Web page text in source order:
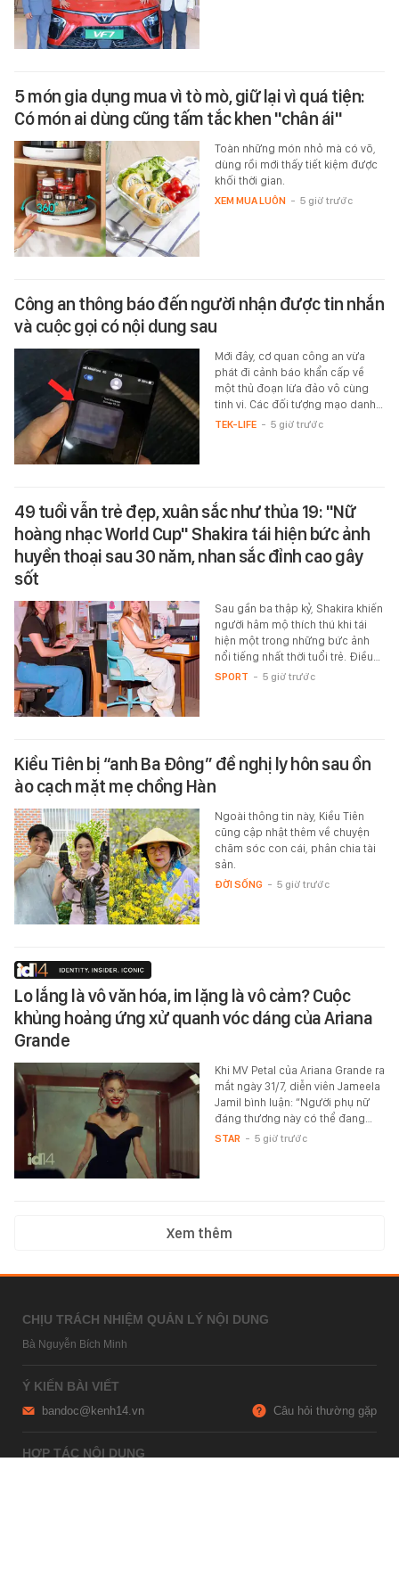
5 món gia dụng mua vì tò mò, giữ lại vì quá tiện:
Có món ai dùng cũng tấm tắc khen "chân ái"
Toàn những món nhỏ mà có võ,
dùng rồi mới thấy tiết kiệm được
khối thời gian.
XEM MUA LUÔN - 5 giờ trước
Công an thông báo đến người nhận được tin nhắn
và cuộc gọi có nội dung sau
Mới đây, cơ quan công an vừa
phát đi cảnh báo khẩn cấp về
một thủ đoạn lừa đảo vô cùng
tinh vi. Các đối tượng mạo danh…
TEK-LIFE - 5 giờ trước
49 tuổi vẫn trẻ đẹp, xuân sắc như thủa 19: "Nữ
hoàng nhạc World Cup" Shakira tái hiện bức ảnh
huyền thoại sau 30 năm, nhan sắc đỉnh cao gây
sốt
Sau gần ba thập kỷ, Shakira khiến
người hâm mộ thích thú khi tái
hiện một trong những bức ảnh
nổi tiếng nhất thời tuổi trẻ. Điều…
SPORT - 5 giờ trước
Kiều Tiên bị “anh Ba Đông” đề nghị ly hôn sau ồn
ào cạch mặt mẹ chồng Hàn
Ngoài thông tin này, Kiều Tiên
cũng cập nhật thêm về chuyện
chăm sóc con cái, phân chia tài
sản.
ĐỜI SỐNG - 5 giờ trước
Lo lắng là vô văn hóa, im lặng là vô cảm? Cuộc
khủng hoảng ứng xử quanh vóc dáng của Ariana
Grande
Khi MV Petal của Ariana Grande ra
mắt ngày 31/7, diễn viên Jameela
Jamil bình luận: “Người phụ nữ
đáng thương này có thể đang…
STAR - 5 giờ trước
Xem thêm
CHỊU TRÁCH NHIỆM QUẢN LÝ NỘI DUNG
Bà Nguyễn Bích Minh
Ý KIẾN BÀI VIẾT
bandoc@kenh14.vn Câu hỏi thường gặp
HỢP TÁC NỘI DUNG